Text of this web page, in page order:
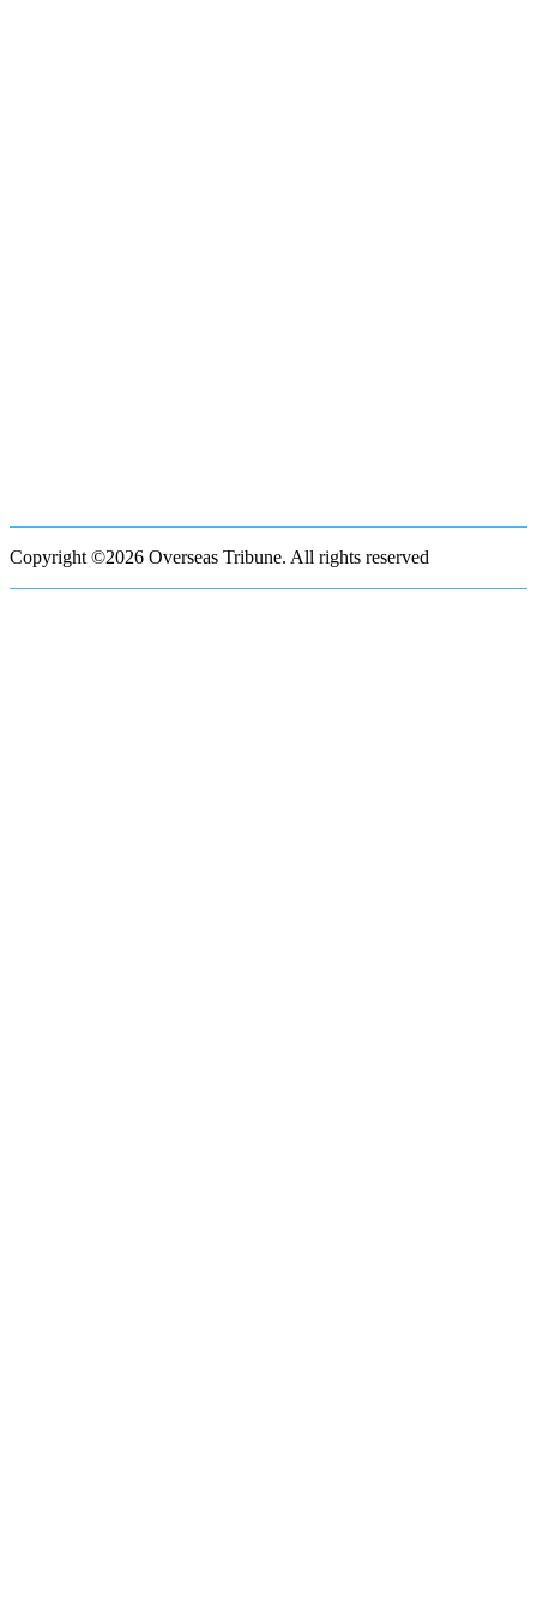
Copyright ©2026 Overseas Tribune. All rights reserved